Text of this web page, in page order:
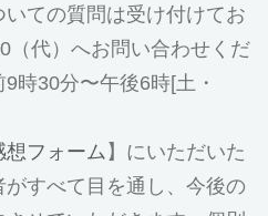
ての質問は受け付けてお
（代）へお問い合わせくだ
時30分〜午後6時[土・
想フォーム 】にいただいた
すべて目を通し、今後の